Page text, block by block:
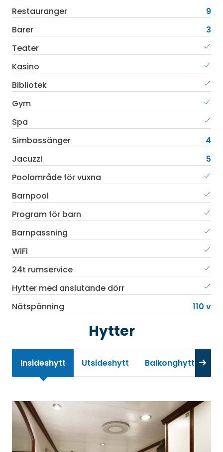
Restauranger
9
Barer
3
Teater
Kasino
Bibliotek
Gym
Spa
Simbassänger
4
Jacuzzi
5
Poolområde för vuxna
Barnpool
Program för barn
Barnpassning
WiFi
24t rumservice
Hytter med anslutande dörr
Nätspänning
110 v
Hytter
Insideshytt Utsideshytt Balkonghytt